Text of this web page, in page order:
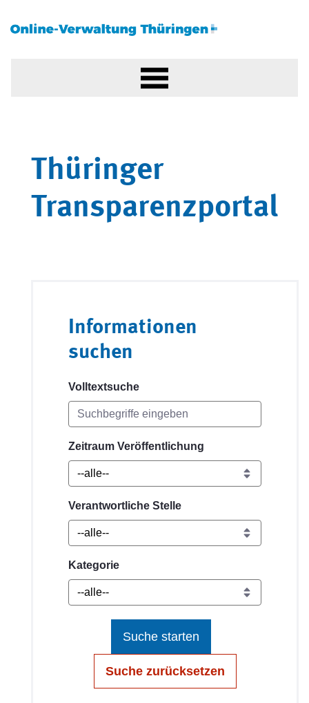
Thüringer
Transparenzportal
Informationen
suchen
Volltextsuche
Zeitraum Veröffentlichung
Verantwortliche Stelle
Kategorie
Suche starten
Suche zurücksetzen